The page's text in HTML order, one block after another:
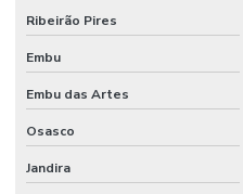
Preço de construção de galpão
Preço do piso vinílico colocado
Preço metro quadrado
Preço piso industrial
Projeto com acabamento
Ribeirão Pires
Embu
Embu das Artes
Osasco
Jandira